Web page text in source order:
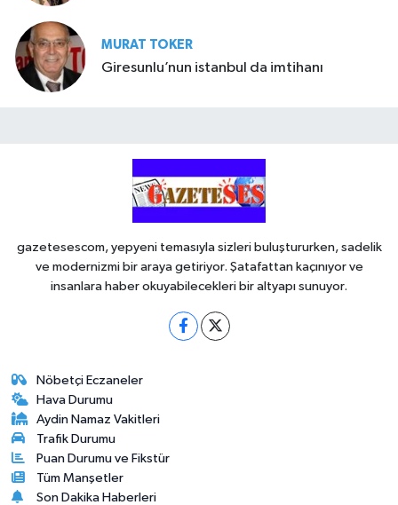
MURAT TOKER
Giresunlu’nun istanbul da imtihanı
gazetesescom, yepyeni temasıyla sizleri buluştururken, sadelik
ve modernizmi bir araya getiriyor. Şatafattan kaçınıyor ve
insanlara haber okuyabilecekleri bir altyapı sunuyor.
Nöbetçi Eczaneler
Hava Durumu
Aydin Namaz Vakitleri
Trafik Durumu
Puan Durumu ve Fikstür
Tüm Manşetler
Son Dakika Haberleri